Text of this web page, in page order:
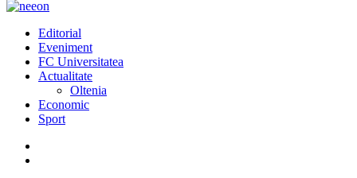
Editorial
Eveniment
FC Universitatea
Actualitate
Oltenia
Economic
Sport